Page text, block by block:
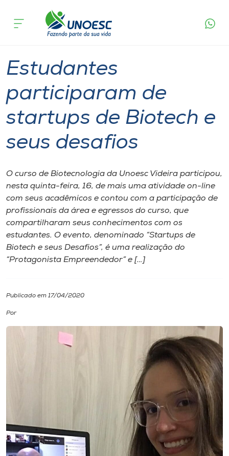
Cursos
Atendimento ao Estudante
Portal de Ensino
A
Unoesc
Internacionalização
I.nova
Cultura
Rádio
acontece
Estudantes
participaram de
startups de Biotech e
seus desafios
O curso de Biotecnologia da Unoesc Videira participou,
nesta quinta-feira, 16, de mais uma atividade on-line
com seus acadêmicos e contou com a participação de
profissionais da área e egressos do curso, que
compartilharam seus conhecimentos com os
estudantes. O evento, denominado “Startups de
Biotech e seus Desafios”, é uma realização do
“Protagonista Empreendedor” e […]
Publicado em 17/04/2020
Por